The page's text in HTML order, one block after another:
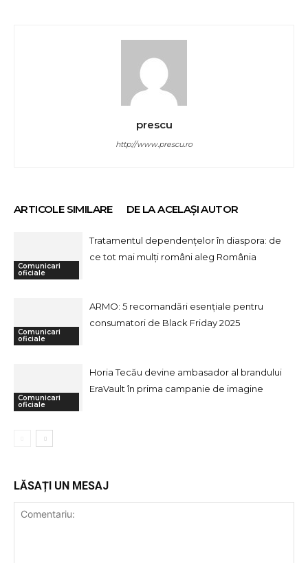
prescu
http://www.prescu.ro
ARTICOLE SIMILARE DE LA ACELAȘI AUTOR
Comunicari
oficiale
Tratamentul dependențelor în diaspora: de
ce tot mai mulți români aleg România
Comunicari
oficiale
ARMO: 5 recomandări esențiale pentru
consumatori de Black Friday 2025
Comunicari
oficiale
Horia Tecău devine ambasador al brandului
EraVault în prima campanie de imagine
LĂSAȚI UN MESAJ